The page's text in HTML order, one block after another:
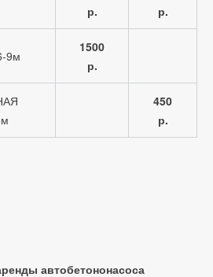
р. р.
9м
1500
р.
450
р.
автобетононасоса